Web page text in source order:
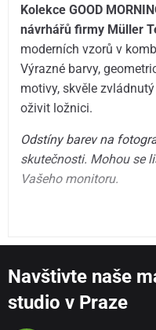
Kolekce GOOD
návrhářů firmy Müller
moderních vzorů v
Výrazné barvy,
motivy, skvěle
oživit ložnici.
Odstíny barev na
skutečnosti. Mohou se
Vašeho monitoru.
Navštivte naše
studio v Praze